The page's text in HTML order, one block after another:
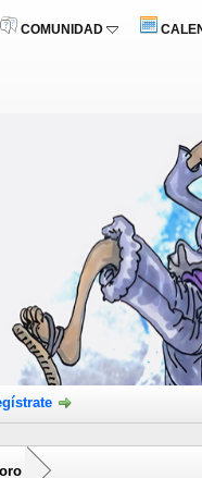
COMUNIDAD